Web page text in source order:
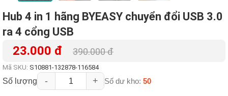
Hub 4 in 1 hãng BYEASY chuyển đổi USB 3.0
ra 4 cổng USB
23.000 đ 390.000 đ
Mã SKU: S10881-132878-116584
Số lượng - + Số dư kho: 50